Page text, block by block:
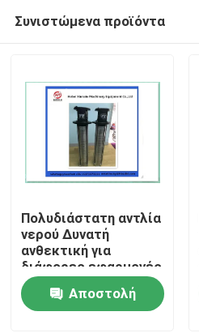
Αρχική Σελίδα
Προϊόντα
Συνιστώμενα προϊόντα
Πολυδιάστατη αντλία
νερού Δυνατή
ανθεκτική για
διάφορες εφαρμογές
Αποστολή